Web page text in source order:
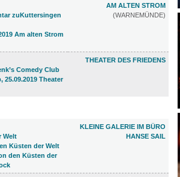
AM ALTEN STROM
(WARNEMÜNDE)
THEATER DES FRIEDENS
KLEINE GALERIE IM BÜRO
HANSE SAIL